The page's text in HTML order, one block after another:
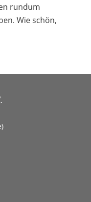
rundum
Wie schön,